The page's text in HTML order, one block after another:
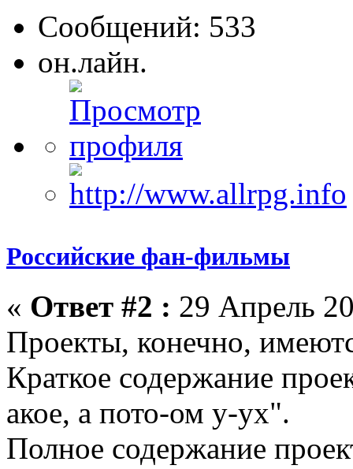
Сообщений: 533
он.лайн.
Российские фан-фильмы
« Ответ #2 : 29 Апрель
Проекты, конечно,
Краткое содержание
акое, а пото-ом у-ух".
Полное содержание